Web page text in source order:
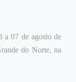
a 07 de agosto de
do Norte, na